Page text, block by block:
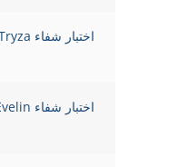
اختبار شفاء Healing Testimony: Tryza
اختبار شفاء Healing Testimony: Evelin